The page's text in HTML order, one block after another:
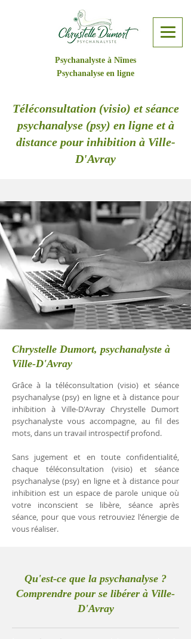
Psychanalyste à Nîmes
Psychanalyse en ligne
Téléconsultation (visio) et séance
psychanalyse (psy) en ligne et à
distance pour inhibition à Ville-
D'Avray
Chrystelle Dumort, psychanalyste à
Ville-D'Avray
Grâce à la téléconsultation (visio) et séance
psychanalyse (psy) en ligne et à distance pour
inhibition à Ville-D'Avray Chrystelle Dumort
psychanalyste vous accompagne, au fil des
mots, dans un travail introspectif profond.
Sans jugement et en toute confidentialité,
chaque téléconsultation (visio) et séance
psychanalyse (psy) en ligne et à distance pour
inhibition est un espace de parole unique où
votre inconscient se libère, séance après
séance, pour que vous retrouviez l'énergie de
vous réaliser.
Qu'est-ce que la psychanalyse ?
Comprendre pour se libérer à Ville-
D'Avray